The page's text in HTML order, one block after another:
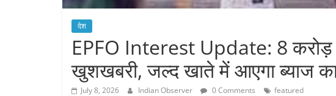
देश
EPFO Interest Update: 8 करोड़
खुशखबरी, जल्द खाते में आएगा ब्याज
July 8, 2026 Indian Observer 0 Comments featured